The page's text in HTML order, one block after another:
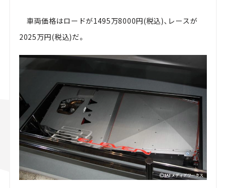
車両価格はロードが1495万8000円(税込)、レースが
2025万円(税込)だ。